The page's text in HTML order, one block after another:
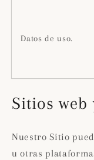
Datos de uso.
Sitios web
Nuestro Sitio
u otras